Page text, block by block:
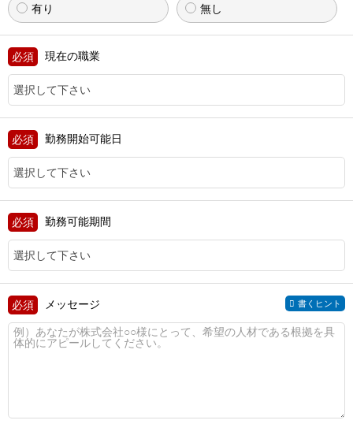
有り 無し
現在の職業
勤務開始可能日
勤務可能期間
書くヒント
メッセージ